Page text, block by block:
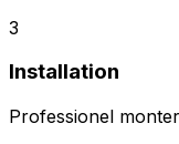
3
Installation
Professionel